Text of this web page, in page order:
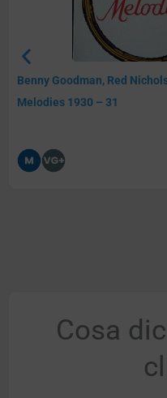
Benny Goodman, Red
Melodies 1930 – 31
Cosa